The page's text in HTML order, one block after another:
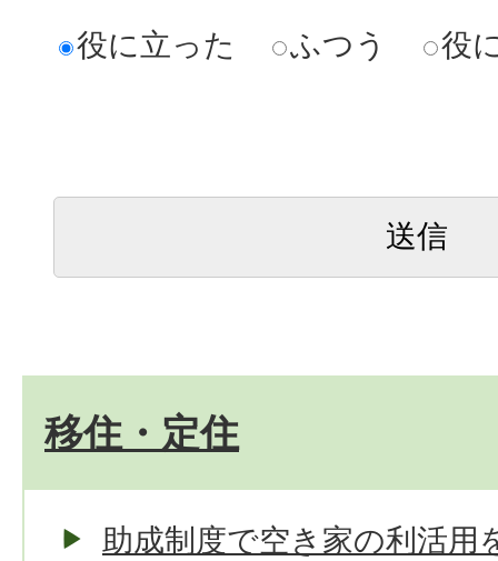
役に立った
ふつう 役
移住・定住
助成制度で空き家の利活用